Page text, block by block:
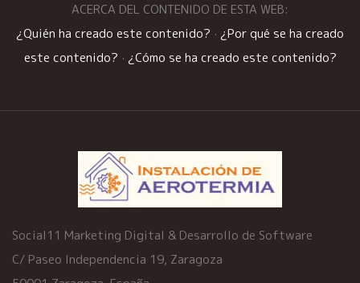
ACERCA DEL CONTENIDO DE ESTA WEB:
¿Quién ha creado este contenido? · ¿Por qué se ha creado
este contenido? · ¿Cómo se ha creado este contenido?
Social11 Marketing Digital & Desarrollo de Software
C/ Paseo Independencia 19, Zaragoza